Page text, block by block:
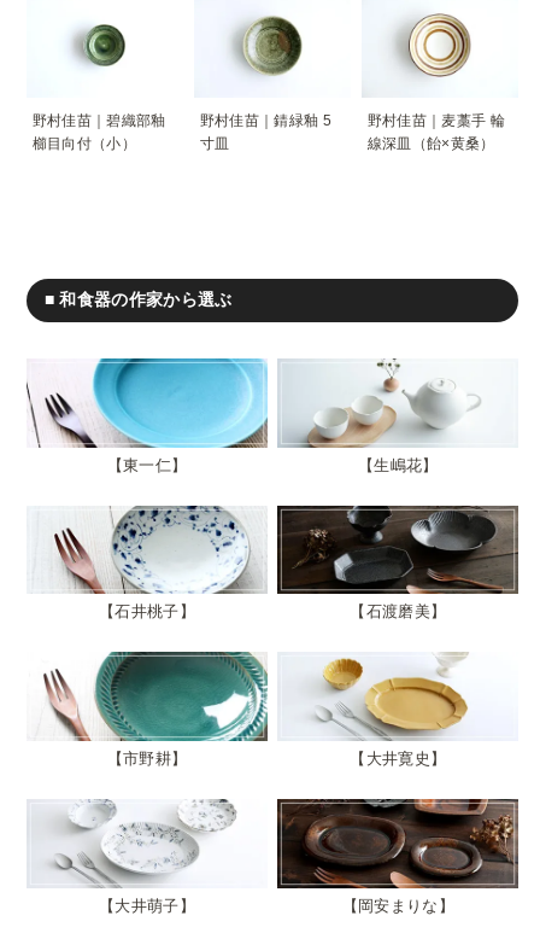
野村佳苗｜碧織部釉
櫛目向付（小）
野村佳苗｜錆緑釉 5
寸皿
野村佳苗｜麦藁手 輪
線深皿（飴×黄桑）
■ 和食器の作家から選ぶ
東一仁 生嶋花
石井桃子 石渡磨美
市野耕 大井寛史
大井萌子 岡安まりな